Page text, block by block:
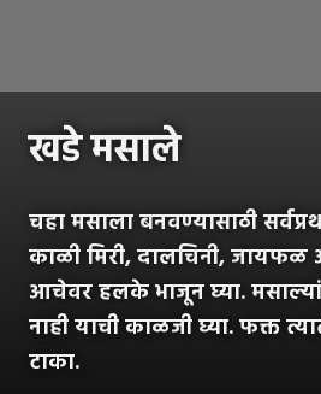
खडे मसाले
चहा मसाला बनवण्यासाठी
काळी मिरी, दालचिनी,
आचेवर हलके भाजून घ्या.
नाही याची काळजी घ्या. फक्त
टाका.